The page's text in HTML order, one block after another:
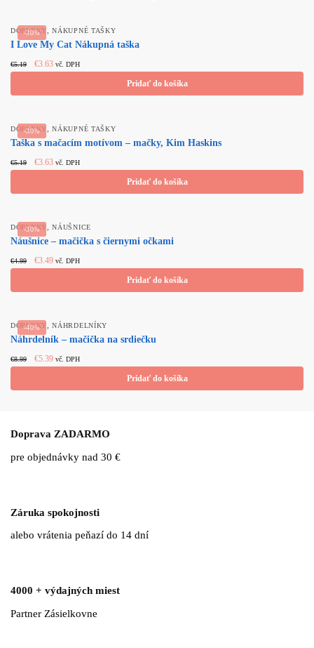
-30%
DOPLNKY ,NÁKUPNÉ TAŠKY
I Love My Cat Nákupná taška
€5.19
Original
price
€3.63 Current
price
vč. DPH
Pridať do košíka
-30%
DOPLNKY ,NÁKUPNÉ TAŠKY
Taška s mačacím motívom – mačky, Kim Haskins
€5.19
Original
price
€3.63 Current
price
vč. DPH
Pridať do košíka
-30%
DOPLNKY ,NÁUŠNICE
Náušnice – mačička s čiernymi očkami
€4.99
Original
price
€3.49Current
price
vč. DPH
Pridať do košíka
-40%
DOPLNKY ,NÁHRDELNÍKY
Náhrdelník – mačička na srdiečku
€8.99
Original
price
€5.39Current
price
vč. DPH
Pridať do košíka
Doprava ZADARMO
pre objednávky nad 30 €
Záruka spokojnosti
alebo vrátenia peňazí do 14 dní
4000 + výdajných miest
Partner Zásielkovne